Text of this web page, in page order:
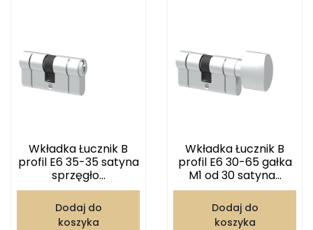
Wkładka Łucznik B
profil E6 35-35 satyna
sprzęgło...
Dodaj do
koszyka
Wkładka Łucznik B
profil E6 30-65 gałka
M1 od 30 satyna...
Dodaj do
koszyka